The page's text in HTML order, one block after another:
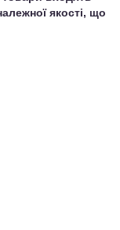
якості, що